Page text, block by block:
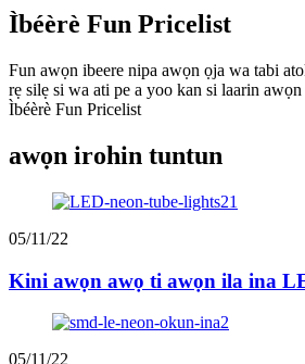
Ìbéèrè Fun Pricelist
Fun awọn ibeere nipa awọn ọja wa tabi
rẹ silẹ si wa ati pe a yoo kan si laarin
Ìbéèrè Fun Pricelist
awọn irohin tuntun
05/11/22
Kini awọn awọ ti awọn ila ina
05/11/22